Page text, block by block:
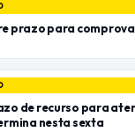
prazo para
de recurso para
nesta sexta